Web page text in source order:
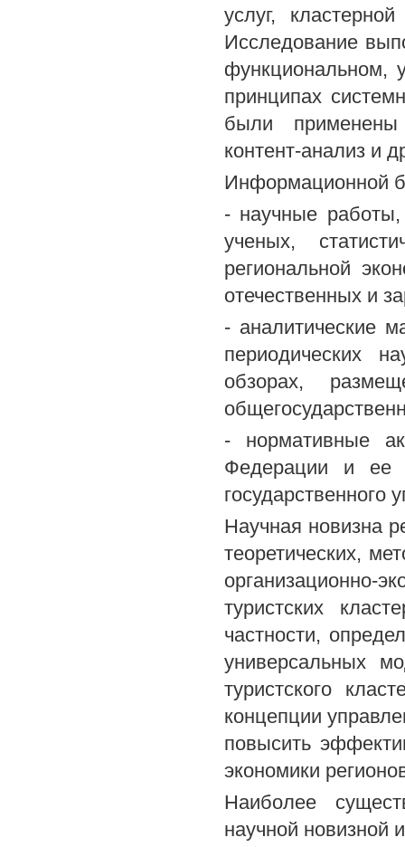
услуг,
Исследование
функциональном,
принципах
были применены
контент-анализ и
Информационной
- научные работы,
ученых,
региональной
отечественных и
- аналитические
периодических
обзорах,
- нормативные
Федерации и ее
государственного
Научная новизна
теоретических,
организационно-
туристских
частности,
универсальных
туристского
концепции
повысить
экономики
Наиболее
научной новизной